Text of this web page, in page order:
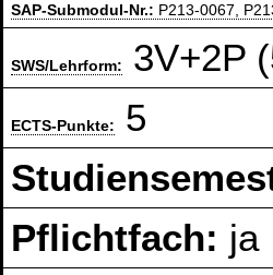
SAP-Submodul-Nr.: P213-0067,
SWS/Lehrform: 3V+2P
ECTS-Punkte:
5
Pflichtfach: ja